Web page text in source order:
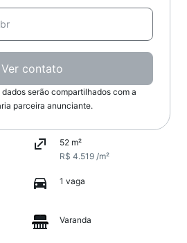
Ver contato
serão compartilhados com a
parceira anunciante.
52 m²
R$ 4.519 /m²
1 vaga
Varanda